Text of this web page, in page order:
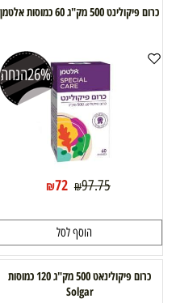
כרום פיקולינט 500 מק"ג 60 כמוסות אלטמן
26%הנחה
₪97.75
₪72
הוסף לסל
כרום פיקולינאט 500 מק"ג 120 כמוסות
Solgar